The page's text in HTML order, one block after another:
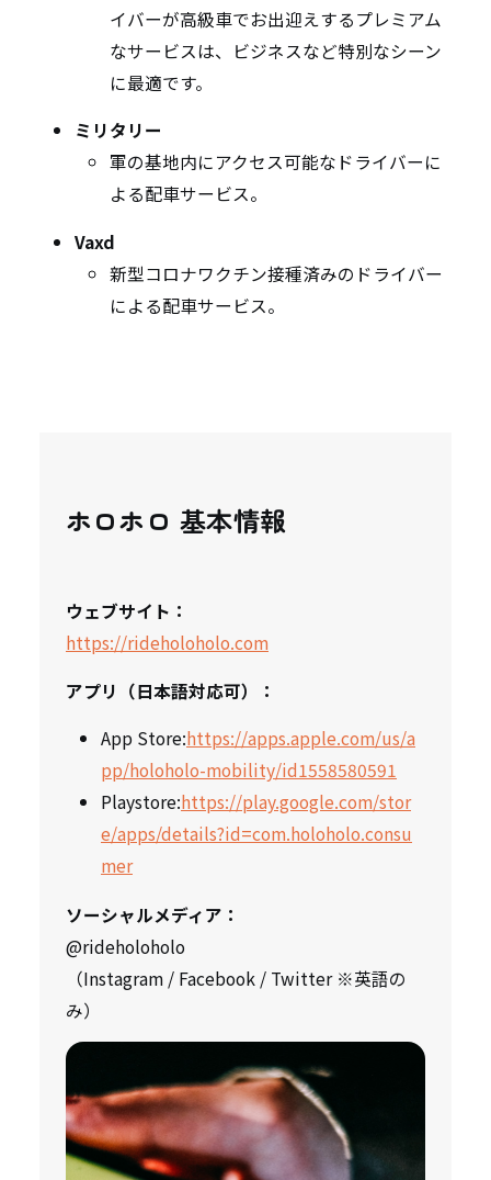
イバーが高級車でお出迎えするプレミアム
なサービスは、ビジネスなど特別なシーン
に最適です。
ミリタリー
軍の基地内にアクセス可能なドライバーに
よる配車サービス。
Vaxd
新型コロナワクチン接種済みのドライバー
による配車サービス。
ホロホロ 基本情報
ウェブサイト：
https://rideholoholo.com
アプリ（日本語対応可）：
App Store:https://apps.apple.com/us/a
pp/holoholo-mobility/id1558580591
Playstore:https://play.google.com/stor
e/apps/details?id=com.holoholo.consu
mer
ソーシャルメディア：
@rideholoholo
（Instagram / Facebook / Twitter ※英語の
み）